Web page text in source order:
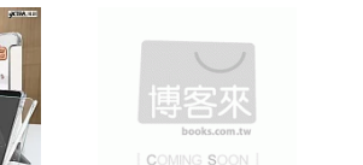
Pub Inc(13)